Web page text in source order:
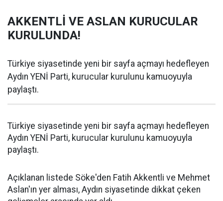
AKKENTLİ VE ASLAN KURUCULAR
KURULUNDA!
Türkiye siyasetinde yeni bir sayfa açmayı hedefleyen
Aydın YENİ Parti, kurucular kurulunu kamuoyuyla
paylaştı.
Türkiye siyasetinde yeni bir sayfa açmayı hedefleyen
Aydın YENİ Parti, kurucular kurulunu kamuoyuyla
paylaştı.
Açıklanan listede Söke'den Fatih Akkentli ve Mehmet
Aslan'ın yer alması, Aydın siyasetinde dikkat çeken